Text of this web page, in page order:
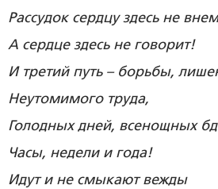
Рассудок сердцу здесь не
А сердце здесь не говорит!
И третий путь – борьбы,
Неутомимого труда,
Голодных дней, всенощных
Часы, недели и года!
Идут и не смыкают вежды